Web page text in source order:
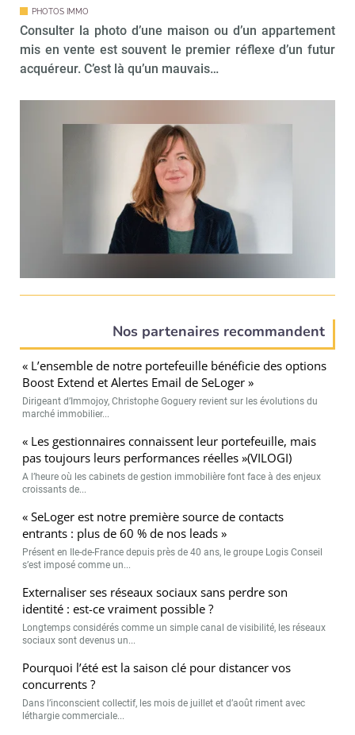
PHOTOS IMMO
Consulter la photo d’une maison ou d’un appartement
mis en vente est souvent le premier réflexe d’un futur
acquéreur. C’est là qu’un mauvais…
Nos partenaires recommandent
« L’ensemble de notre portefeuille bénéficie des options
Boost Extend et Alertes Email de SeLoger »
Dirigeant d’Immojoy, Christophe Goguery revient sur les évolutions du
marché immobilier...
« Les gestionnaires connaissent leur portefeuille, mais
pas toujours leurs performances réelles »(VILOGI)
A l’heure où les cabinets de gestion immobilière font face à des enjeux
croissants de...
« SeLoger est notre première source de contacts
entrants : plus de 60 % de nos leads »
Présent en Ile-de-France depuis près de 40 ans, le groupe Logis Conseil
s’est imposé comme un...
Externaliser ses réseaux sociaux sans perdre son
identité : est-ce vraiment possible ?
Longtemps considérés comme un simple canal de visibilité, les réseaux
sociaux sont devenus un...
Pourquoi l’été est la saison clé pour distancer vos
concurrents ?
Dans l’inconscient collectif, les mois de juillet et d’août riment avec
léthargie commerciale...